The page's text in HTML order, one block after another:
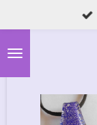
direct
naar